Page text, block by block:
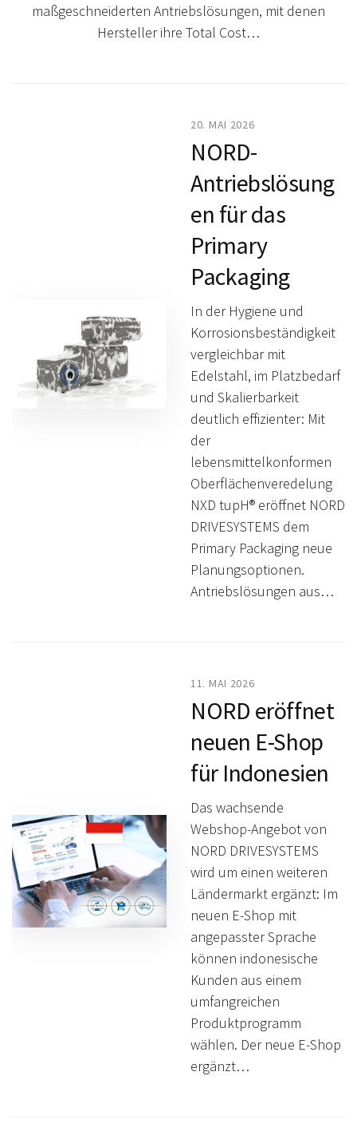
maßgeschneiderten Antriebslösungen, mit denen
Hersteller ihre Total Cost…
20. MAI 2026
NORD-
Antriebslösung
en für das
Primary
Packaging
In der Hygiene und
Korrosionsbeständigkeit
vergleichbar mit
Edelstahl, im Platzbedarf
und Skalierbarkeit
deutlich effizienter: Mit
der
lebensmittelkonformen
Oberflächenveredelung
NXD tupH® eröffnet NORD
DRIVESYSTEMS dem
Primary Packaging neue
Planungsoptionen.
Antriebslösungen aus…
11. MAI 2026
NORD eröffnet
neuen E-Shop
für Indonesien
Das wachsende
Webshop-Angebot von
NORD DRIVESYSTEMS
wird um einen weiteren
Ländermarkt ergänzt: Im
neuen E-Shop mit
angepasster Sprache
können indonesische
Kunden aus einem
umfangreichen
Produktprogramm
wählen. Der neue E-Shop
ergänzt…